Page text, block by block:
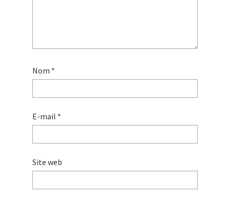
Nom *
E-mail *
Site web